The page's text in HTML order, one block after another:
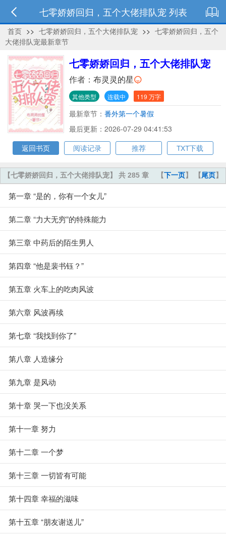
七零娇娇回归，五个大佬排队宠 列表
首页 >> 七零娇娇回归，五个大佬排队宠 >> 七零娇娇回归，五个
大佬排队宠最新章节
七零娇娇回归，五个大佬排队宠
作者： 布灵灵的星
其他类型 连载中 119 万字
最新章节： 番外第一个暑假
最后更新：2026-07-29 04:41:53
返回书页
阅读记录 推荐 TXT下载
【下一页】 【尾页】
【七零娇娇回归，五个大佬排队宠】 共 285 章
第一章 “是的，你有一个女儿”
第二章 “力大无穷”的特殊能力
第三章 中药后的陌生男人
第四章 “他是裴书钰？”
第五章 火车上的吃肉风波
第六章 风波再续
第七章 “我找到你了”
第八章 人造缘分
第九章 是风动
第十章 哭一下也没关系
第十一章 努力
第十二章 一个梦
第十三章 一切皆有可能
第十四章 幸福的滋味
第十五章 “朋友谢送儿”